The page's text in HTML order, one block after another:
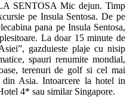
SENTOSA Mic dejun. Timp
pe Insula Sentosa. De pe
pana pe Insula Sentosa,
La doar 15 minute de
gazduieste plaje cu nisip
spauri renumite mondial,
terenuri de golf si cel mai
Asia. Intoarcere la hotel in
4* sau similar Singapore.